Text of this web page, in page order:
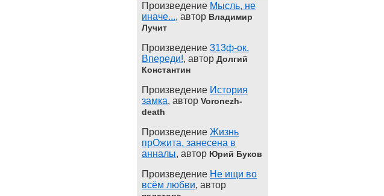
Произведение Мысль, не
иначе..., автор Владимир
Лучит
Произведение 313ф-ок.
Впереди!, автор Долгий
Константин
Произведение История
замка, автор Voronezh-
death
Произведение Жизнь
прОжита, занесена в
анналы, автор Юрий Буков
Произведение Не ищи во
всём любви, автор